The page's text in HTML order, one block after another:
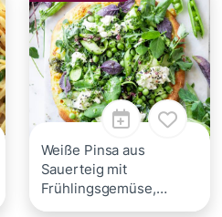
Weiße Pinsa aus
Sauerteig mit
Frühlingsgemüse,
Ricotta & Burrata